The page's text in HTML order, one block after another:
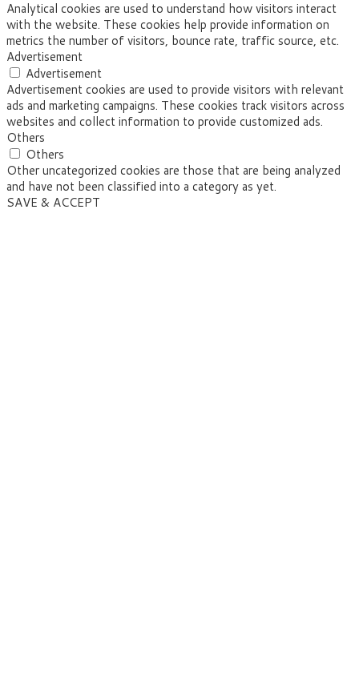
Analytical cookies are used to understand how visitors interact
with the website. These cookies help provide information on
metrics the number of visitors, bounce rate, traffic source, etc.
Advertisement
Advertisement
Advertisement cookies are used to provide visitors with relevant
ads and marketing campaigns. These cookies track visitors across
websites and collect information to provide customized ads.
Others
Others
Other uncategorized cookies are those that are being analyzed
and have not been classified into a category as yet.
SAVE & ACCEPT